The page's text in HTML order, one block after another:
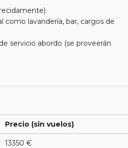
como lavandería, bar, cargos de
servicio abordo (se proveerán
Precio (sin vuelos)
13350 €